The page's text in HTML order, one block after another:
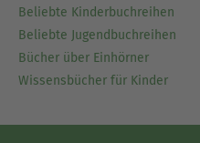
Beliebte Kinderbuchreihen
Beliebte Jugendbuchreihen
Bücher über Einhörner
Wissensbücher für Kinder